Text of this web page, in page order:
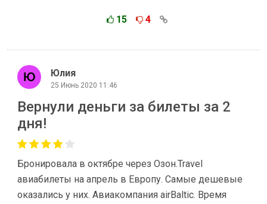
15 4
Юлия
25 Июнь 2020 11:46
Вернули деньги за билеты за 2
дня!
Бронировала в октябре через Озон.Travel
авиабилеты на апрель в Европу. Самые дешевые
оказались у них. Авиакомпания airBaltic. Время